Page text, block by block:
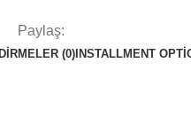
Paylaş:
(0) INSTALLMENT